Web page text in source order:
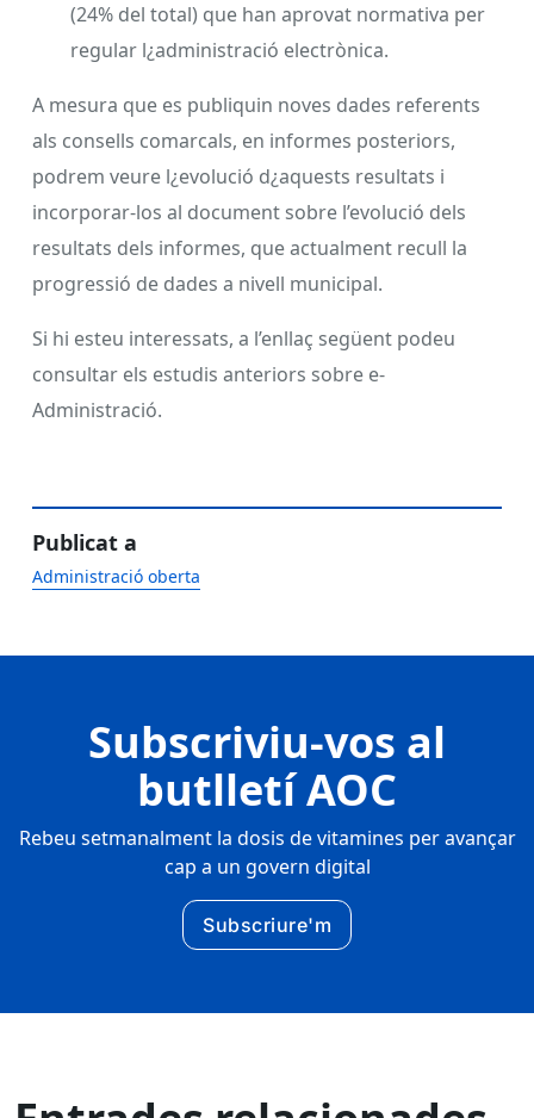
(24% del total) que han aprovat normativa per
regular l¿administració electrònica.
A mesura que es publiquin noves dades referents
als consells comarcals, en informes posteriors,
podrem veure l¿evolució d¿aquests resultats i
incorporar-los al document sobre l’evolució dels
resultats dels informes, que actualment recull la
progressió de dades a nivell municipal.
Si hi esteu interessats, a l’enllaç següent podeu
consultar els estudis anteriors sobre e-
Administració.
Publicat a
Administració oberta
Subscriviu-vos al
butlletí AOC
Rebeu setmanalment la dosis de vitamines per avançar
cap a un govern digital
Subscriure'm